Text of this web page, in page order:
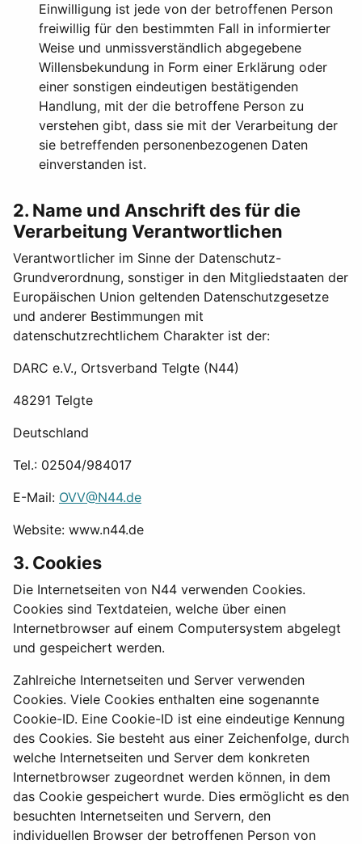
Einwilligung ist jede von der betroffenen Person
freiwillig für den bestimmten Fall in informierter
Weise und unmissverständlich abgegebene
Willensbekundung in Form einer Erklärung oder
einer sonstigen eindeutigen bestätigenden
Handlung, mit der die betroffene Person zu
verstehen gibt, dass sie mit der Verarbeitung der
sie betreffenden personenbezogenen Daten
einverstanden ist.
2. Name und Anschrift des für die
Verarbeitung Verantwortlichen
Verantwortlicher im Sinne der Datenschutz-
Grundverordnung, sonstiger in den Mitgliedstaaten der
Europäischen Union geltenden Datenschutzgesetze
und anderer Bestimmungen mit
datenschutzrechtlichem Charakter ist der:
DARC e.V., Ortsverband Telgte (N44)
48291 Telgte
Deutschland
Tel.: 02504/984017
E-Mail: OVV@N44.de
Website: www.n44.de
3. Cookies
Die Internetseiten von N44 verwenden Cookies.
Cookies sind Textdateien, welche über einen
Internetbrowser auf einem Computersystem abgelegt
und gespeichert werden.
Zahlreiche Internetseiten und Server verwenden
Cookies. Viele Cookies enthalten eine sogenannte
Cookie-ID. Eine Cookie-ID ist eine eindeutige Kennung
des Cookies. Sie besteht aus einer Zeichenfolge, durch
welche Internetseiten und Server dem konkreten
Internetbrowser zugeordnet werden können, in dem
das Cookie gespeichert wurde. Dies ermöglicht es den
besuchten Internetseiten und Servern, den
individuellen Browser der betroffenen Person von